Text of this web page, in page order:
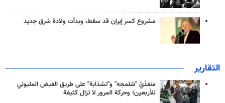
مشروع كسر إيران قد سقط، وبدأت ولادة شرق جديد
التقارير
منفذَيّ "شلمجه" و"تشذابة" على طريق الفيض المليوني
للأربعين؛ وحركة المرور لا تزال كثيفة